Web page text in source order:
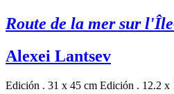
Route de la mer sur
Alexei Lantsev
Edición . 31 x 45 cm Edición . 12.2 x